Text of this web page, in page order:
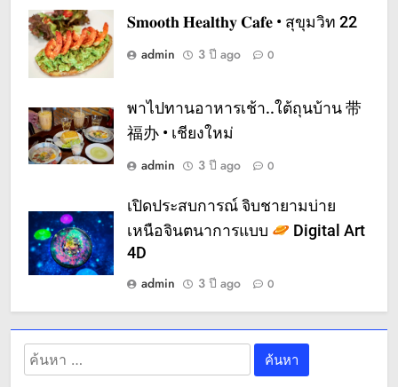
𝐒𝐦𝐨𝐨𝐭𝐡 𝐇𝐞𝐚𝐥𝐭𝐡𝐲 𝐂𝐚𝐟𝐞 • สุขุมวิท 22
admin
3 ปี ago 0
พาไปทานอาหารเช้า..ใต้ถุนบ้าน 带
福办 • เชียงใหม่
admin
3 ปี ago 0
เปิดประสบการณ์ จิบชายามบ่าย
เหนือจินตนาการแบบ
Digital Art
4D
admin
3 ปี ago 0
ค้นหา
สำหรับ: